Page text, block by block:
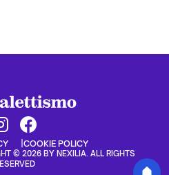
COOKIE POLICY
© 2026 BY NEXILIA. ALL RIGHTS